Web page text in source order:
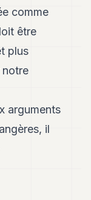
comme
être
plus
notre
arguments
il